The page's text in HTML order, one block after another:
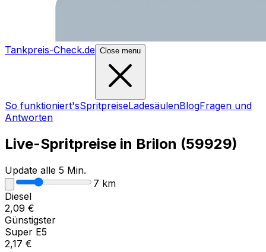
Tankpreis-Check.de Close menu
So funktioniert'sSpritpreiseLadesäulenBlogFragen und
Antworten
Live-Spritpreise in Brilon (59929)
Update alle 5 Min.
7 km
Diesel
2,09 €
Günstigster
Super E5
2,17 €